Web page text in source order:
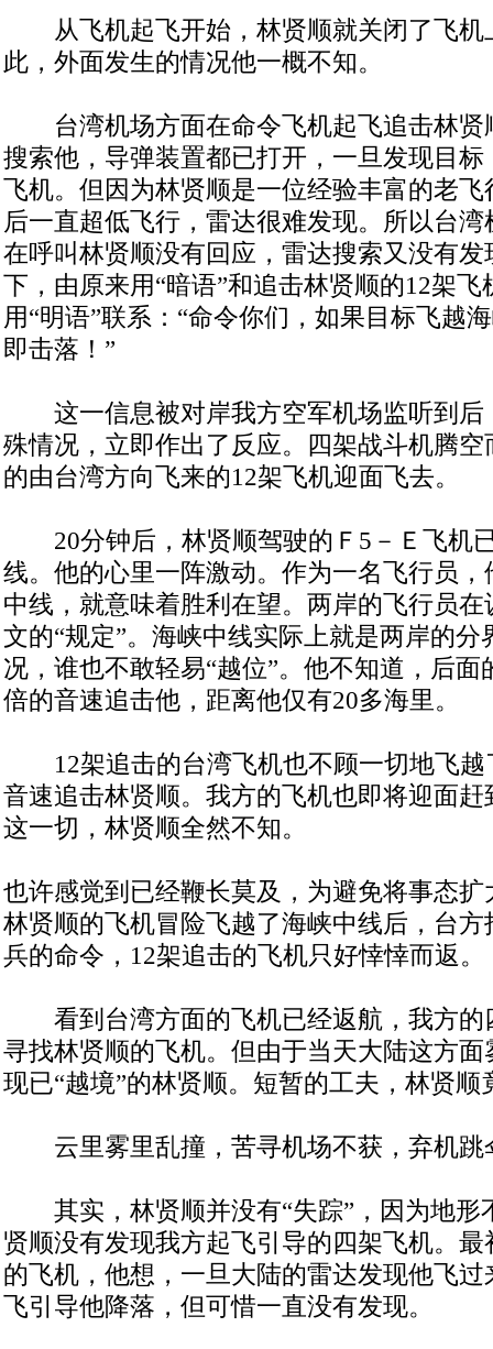
从飞机起飞开始，林贤顺就关闭了飞机
此，外面发生的情况他一概不知。
台湾机场方面在命令飞机起飞追击林贤
搜索他，导弹装置都已打开，一旦发现目
飞机。但因为林贤顺是一位经验丰富的老
后一直超低飞行，雷达很难发现。所以台
在呼叫林贤顺没有回应，雷达搜索又没有
下，由原来用“暗语”和追击林贤顺的12架
用“明语”联系：“命令你们，如果目标飞越
即击落！”
这一信息被对岸我方空军机场监听到后
殊情况，立即作出了反应。四架战斗机腾
的由台湾方向飞来的12架飞机迎面飞去。
20分钟后，林贤顺驾驶的Ｆ5－Ｅ飞机
线。他的心里一阵激动。作为一名飞行员
中线，就意味着胜利在望。两岸的飞行员
文的“规定”。海峡中线实际上就是两岸的分
况，谁也不敢轻易“越位”。他不知道，后面
倍的音速追击他，距离他仅有20多海里。
12架追击的台湾飞机也不顾一切地飞越
音速追击林贤顺。我方的飞机也即将迎面
这一切，林贤顺全然不知。
也许感觉到已经鞭长莫及，为避免将事态
林贤顺的飞机冒险飞越了海峡中线后，台
兵的命令，12架追击的飞机只好悻悻而返。
看到台湾方面的飞机已经返航，我方的
寻找林贤顺的飞机。但由于当天大陆这方
现已“越境”的林贤顺。短暂的工夫，林贤
云里雾里乱撞，苦寻机场不获，弃机跳
其实，林贤顺并没有“失踪”，因为地形
贤顺没有发现我方起飞引导的四架飞机。
的飞机，他想，一旦大陆的雷达发现他飞
飞引导他降落，但可惜一直没有发现。